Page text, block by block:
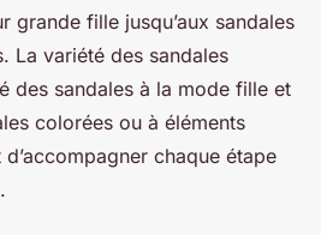
grande fille jusqu’aux sandales
La variété des sandales
des sandales à la mode fille et
colorées ou à éléments
chaque étape